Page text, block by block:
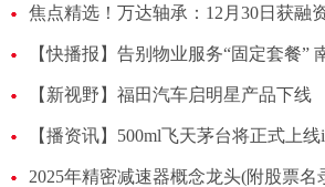
【新视野】福田汽车启明星产品下线